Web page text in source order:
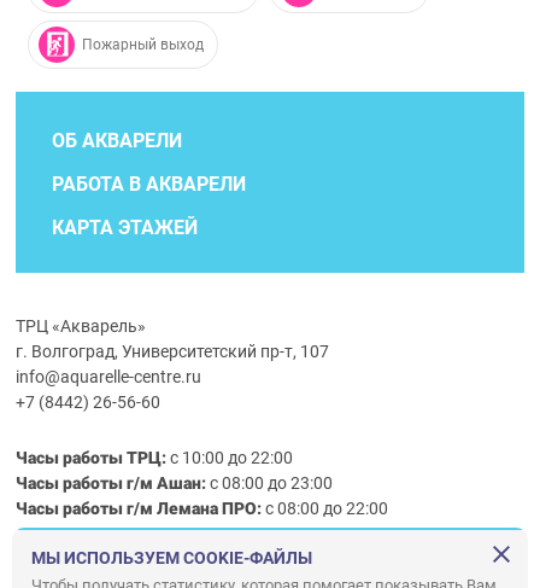
Пожарный выход
ОБ АКВАРЕЛИ
РАБОТА В АКВАРЕЛИ
КАРТА ЭТАЖЕЙ
ТРЦ «Акварель»
г. Волгоград, Университетский пр-т, 107
info@aquarelle-centre.ru
+7 (8442) 26-56-60
Часы работы ТРЦ:с 10:00 до 22:00
Часы работы г/м Ашан:с 08:00 до 23:00
Часы работыг/мЛемана ПРО:с 08:00 до 22:00
Правила посещения ТРЦ «Акварель»
МЫ ИСПОЛЬЗУЕМ COOKIE-ФАЙЛЫ